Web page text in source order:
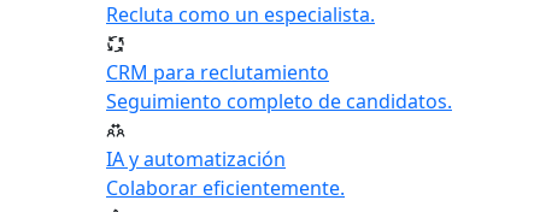
Recluta como un especialista.
CRM para reclutamiento
Seguimiento completo de candidatos.
IA y automatización
Colaborar eficientemente.